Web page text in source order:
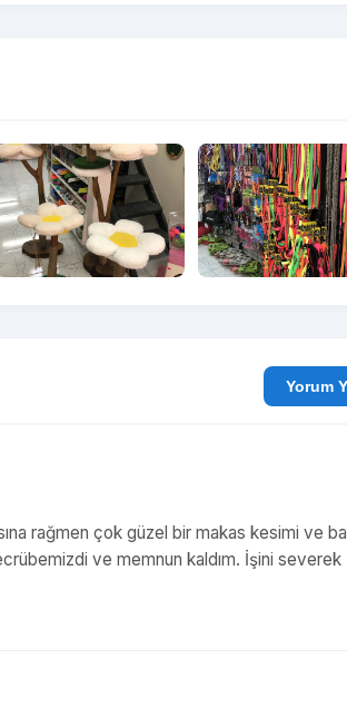
rağmen çok güzel bir makas kesimi ve
ve memnun kaldım. İşini severek